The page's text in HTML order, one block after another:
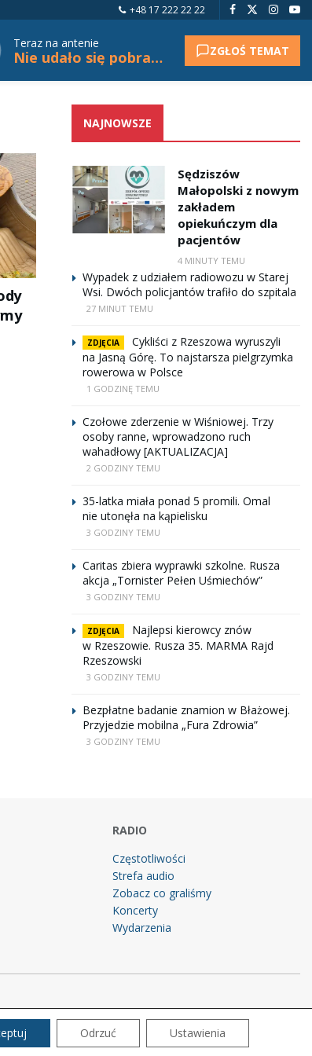
+48 17 222 22 22
Teraz na antenie
Nie udało się pobrać tytułu. ZGŁOŚ TEMAT
NAJNOWSZE
Sędziszów
Małopolski z nowym
zakładem
opiekuńczym dla
pacjentów
4 MINUTY TEMU
Wypadek z udziałem radiowozu w Starej
Wsi. Dwóch policjantów trafiło do szpitala
27 MINUT TEMU
ZDJĘCIA
Cykliści z Rzeszowa wyruszyli
na Jasną Górę. To najstarsza pielgrzymka
rowerowa w Polsce
1 GODZINĘ TEMU
Czołowe zderzenie w Wiśniowej. Trzy
osoby ranne, wprowadzono ruch
wahadłowy [AKTUALIZACJA]
2 GODZINY TEMU
35-latka miała ponad 5 promili. Omal
nie utonęła na kąpielisku
3 GODZINY TEMU
Caritas zbiera wyprawki szkolne. Rusza
akcja „Tornister Pełen Uśmiechów”
3 GODZINY TEMU
ZDJĘCIA
Najlepsi kierowcy znów
w Rzeszowie. Rusza 35. MARMA Rajd
Rzeszowski
3 GODZINY TEMU
Bezpłatne badanie znamion w Błażowej.
Przyjedzie mobilna „Fura Zdrowia”
3 GODZINY TEMU
RADIO
Częstotliwości
Strefa audio
Zobacz co graliśmy
Koncerty
Wydarzenia
Odrzuć Ustawienia